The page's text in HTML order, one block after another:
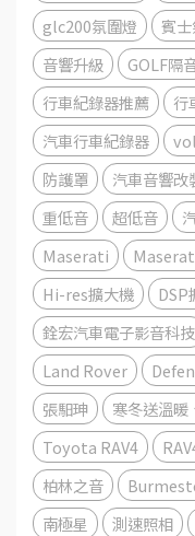
glc200氛圍燈
賓
音響升級
GOLF隔
行車紀錄器推薦
行
汽車行車紀錄器
防護罩
汽車音響改
重低音
超低音
Maserati
Hi-res擴大機
DSP
銓宏汽車電子影音科技
Land Rover
張馹珅
寒冬送溫暖
Toyota RAV4
柏林之音
南極星
測速照相